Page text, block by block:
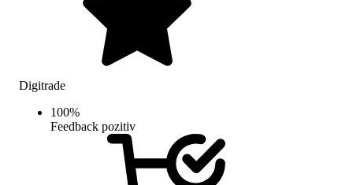
Digitrade
100%
Feedback pozitiv